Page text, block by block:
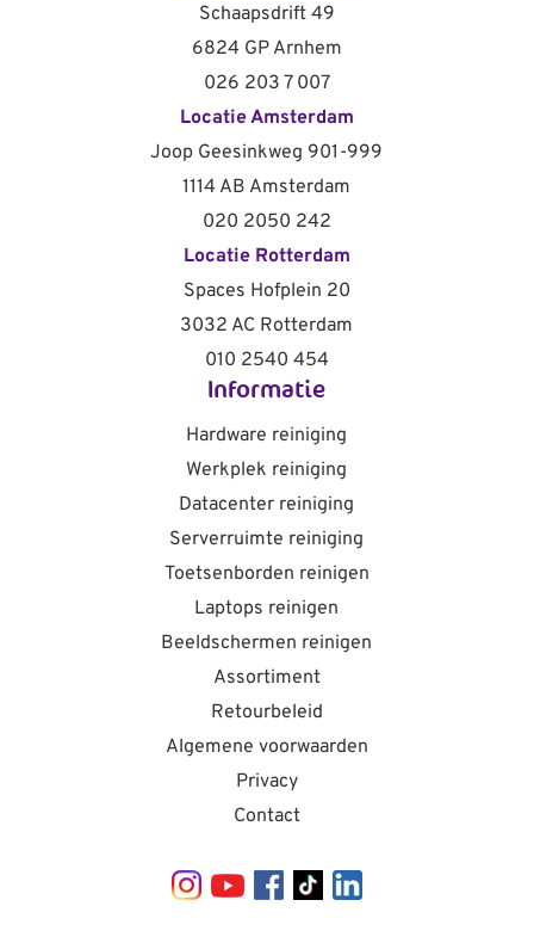
Schaapsdrift 49
6824 GP Arnhem
026 203 7 007
Locatie Amsterdam
Joop Geesinkweg 901-999
1114 AB Amsterdam
020 2050 242
Locatie Rotterdam
Spaces Hofplein 20
3032 AC Rotterdam
010 2540 454
Informatie
Hardware reiniging
Werkplek reiniging
Datacenter reiniging
Serverruimte reiniging
Toetsenborden reinigen
Laptops reinigen
Beeldschermen reinigen
Assortiment
Retourbeleid
Algemene voorwaarden
Privacy
Contact